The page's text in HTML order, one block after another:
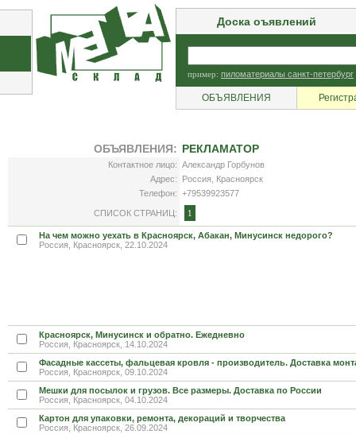
Доска оъявлений
пример: пиломатериалы санкт-петербург
ОБЪЯВЛЕНИЯ
ОБЪЯВЛЕНИЯ: РЕКЛАМАТОР
Контактное лицо: Александр Горбунов
Адрес:
Россия, Красноярск
Телефон: +79539923577
СПИСОК СТРАНИЦ: 1
На чем можно уехать в Красноярск, Абакан, Минусинск недорого?
Россия, Красноярск, 22.10.2024
Красноярск, Минусинск и обратно. Ежедневно
Россия, Красноярск, 14.10.2024
Фасадные кассеты, фальцевая кровля - производитель. Доставка
Россия, Красноярск, 09.10.2024
Мешки для посылок и грузов. Все размеры. Доставка по России
Россия, Красноярск, 04.10.2024
Картон для упаковки, ремонта, декораций и творчества
Россия, Красноярск, 26.09.2024